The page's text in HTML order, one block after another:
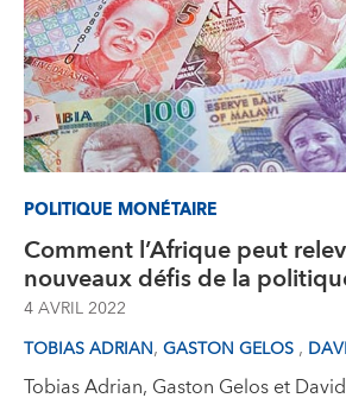
POLITIQUE MONÉTAIRE
Comment l’Afrique peut
nouveaux défis de la
4 AVRIL 2022
TOBIAS ADRIAN, GASTON GELOS ,
Tobias Adrian, Gaston Gelos et